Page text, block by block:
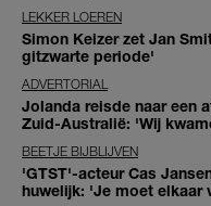
LEKKER LOEREN
Simon Keizer zet Jan
gitzwarte periode'
ADVERTORIAL
Jolanda reisde naar een
Zuid-Australië: 'Wij
BEETJE BIJBLIJVEN
'GTST'-acteur Cas
huwelijk: 'Je moet elkaar